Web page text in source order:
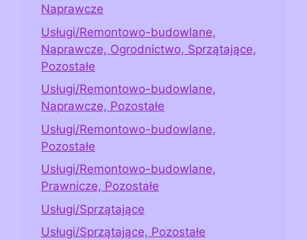
Naprawcze
Usługi/Remontowo-budowlane,
Naprawcze, Ogrodnictwo, Sprzątające,
Pozostałe
Usługi/Remontowo-budowlane,
Naprawcze, Pozostałe
Usługi/Remontowo-budowlane,
Pozostałe
Usługi/Remontowo-budowlane,
Prawnicze, Pozostałe
Usługi/Sprzątające
Usługi/Sprzątające, Pozostałe